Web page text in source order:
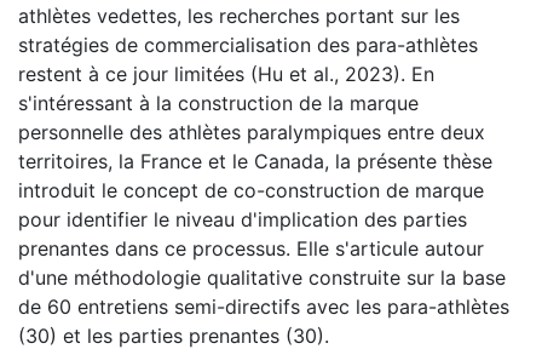
athlètes vedettes, les recherches portant sur les
stratégies de commercialisation des para-athlètes
restent à ce jour limitées (Hu et al., 2023). En
s'intéressant à la construction de la marque
personnelle des athlètes paralympiques entre deux
territoires, la France et le Canada, la présente thèse
introduit le concept de co-construction de marque
pour identifier le niveau d'implication des parties
prenantes dans ce processus. Elle s'articule autour
d'une méthodologie qualitative construite sur la base
de 60 entretiens semi-directifs avec les para-athlètes
(30) et les parties prenantes (30).